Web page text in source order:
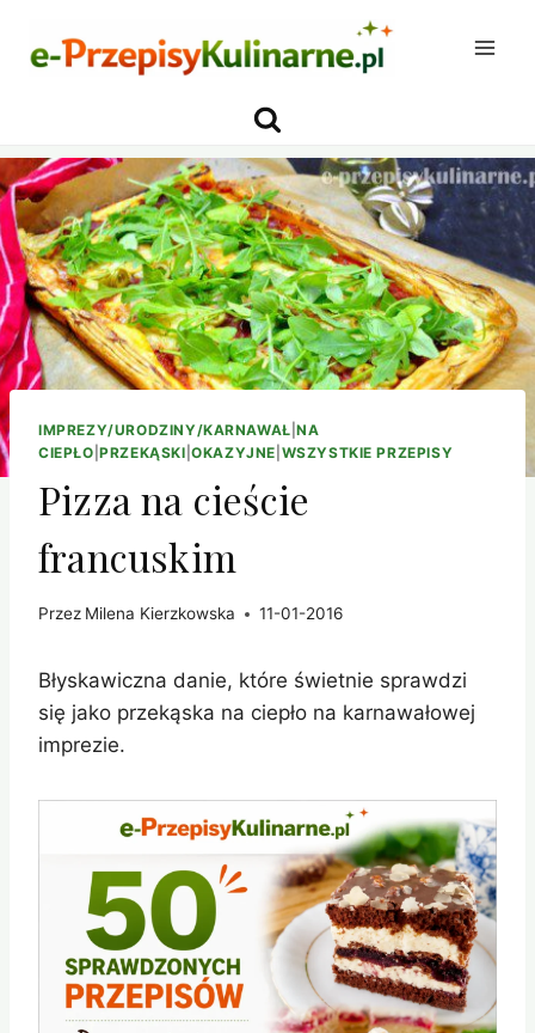
IMPREZY/URODZINY/KARNAWAŁ |NA
CIEPŁO |PRZEKĄSKI |OKAZYJNE WSZYSTKIE PRZEPISY
Pizza na cieście
francuskim
Przez Milena Kierzkowska 11-01-2016
Błyskawiczna danie, które świetnie sprawdzi
się jako przekąska na ciepło na karnawałowej
imprezie.